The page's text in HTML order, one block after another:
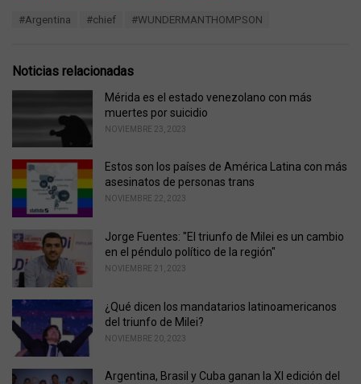
o
r
i
:
#Argentina #chief #WUNDERMANTHOMPSON
Noticias relacionadas
Mérida es el estado venezolano con más
muertes por suicidio
NOVIEMBRE 23, 2023
Estos son los países de América Latina con más
asesinatos de personas trans
NOVIEMBRE 22, 2023
Jorge Fuentes: "El triunfo de Milei es un cambio
en el péndulo político de la región"
NOVIEMBRE 21, 2023
¿Qué dicen los mandatarios latinoamericanos
del triunfo de Milei?
NOVIEMBRE 20, 2023
Argentina, Brasil y Cuba ganan la XI edición del